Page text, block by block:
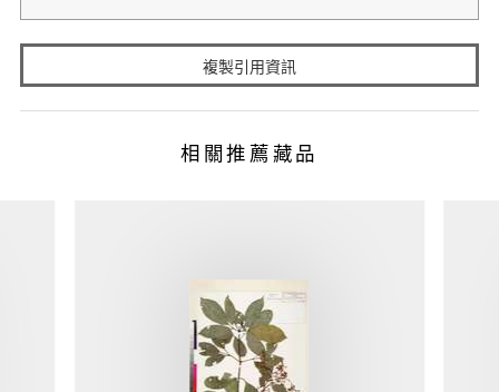
複製引用資訊
相關推薦藏品